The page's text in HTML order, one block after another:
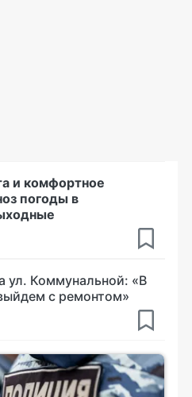
и комфортное
погоды в
ул. Коммунальной: «В
с ремонтом»